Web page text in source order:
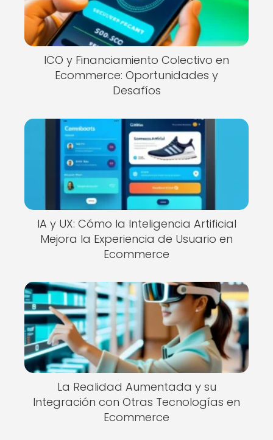
ICO y Financiamiento Colectivo en
Ecommerce: Oportunidades y
Desafíos
IA y UX: Cómo la Inteligencia Artificial
Mejora la Experiencia de Usuario en
Ecommerce
La Realidad Aumentada y su
Integración con Otras Tecnologías en
Ecommerce